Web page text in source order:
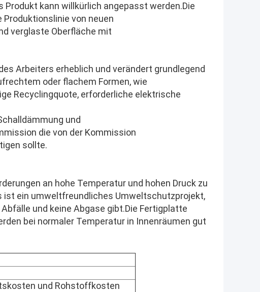
Produkt kann willkürlich angepasst werden.Die
von neuen
verglaste Oberfläche mit
Arbeiters erheblich und verändert grundlegend
oder flachem Formen, wie
Recyclingquote, erforderliche elektrische
und
die von der Kommission
sollte.
an hohe Temperatur und hohen Druck zu
ist ein umweltfreundliches Umweltschutzprojekt,
und keine Abgase gibt.Die Fertigplatte
bei normaler Temperatur in Innenräumen gut
und Rohstoffkosten